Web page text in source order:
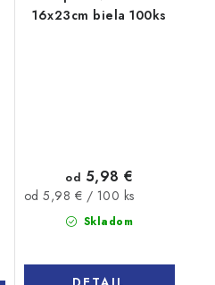
16x23cm biela 100ks
Skladom
od 5,98 €
Jednotková
od 5,98 € / 100 ks